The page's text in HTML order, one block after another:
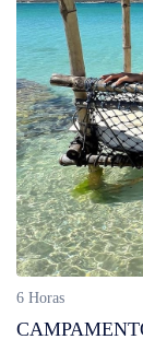
6 Horas